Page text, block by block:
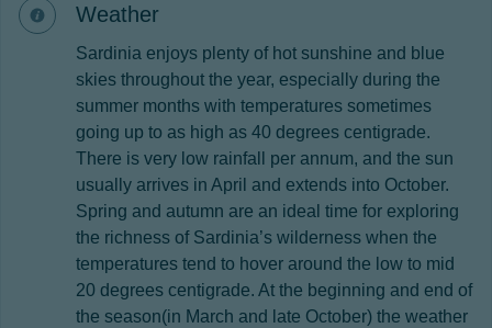
Weather
Sardinia enjoys plenty of hot sunshine and blue
skies throughout the year, especially during the
summer months with temperatures sometimes
going up to as high as 40 degrees centigrade.
There is very low rainfall per annum, and the sun
usually arrives in April and extends into October.
Spring and autumn are an ideal time for exploring
the richness of Sardinia’s wilderness when the
temperatures tend to hover around the low to mid
20 degrees centigrade. At the beginning and end of
the season(in March and late October) the weather